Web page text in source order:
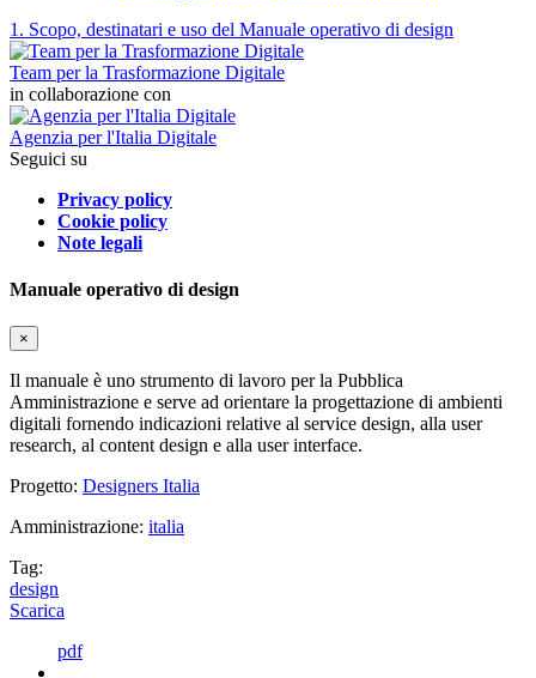
1. Scopo, destinatari e uso del Manuale operativo di design
Team per la Trasformazione Digitale
in collaborazione con
Agenzia per l'Italia Digitale
Seguici su
Privacy policy
Cookie policy
Note legali
Manuale operativo di design
×
Il manuale è uno strumento di lavoro per la Pubblica
Amministrazione e serve ad orientare la progettazione di ambienti
digitali fornendo indicazioni relative al service design, alla user
research, al content design e alla user interface.
Progetto: Designers Italia
Amministrazione: italia
Tag:
design
Scarica
pdf